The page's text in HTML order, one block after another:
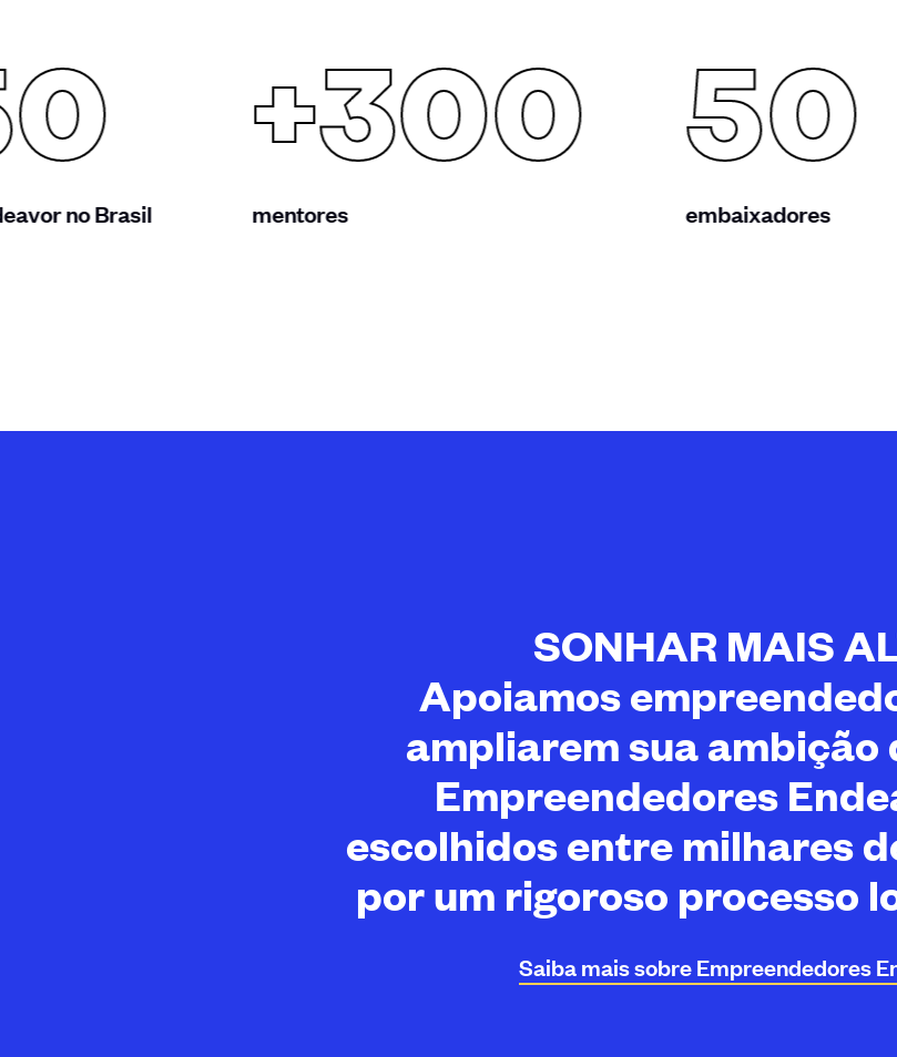
no Brasil
+300
mentores
50
embaixadores
SONHAR MAIS
Apoiamos
ampliarem sua ambição
Empreendedores
escolhidos entre milhares
por um rigoroso processo
Saiba mais sobre Empreendedores